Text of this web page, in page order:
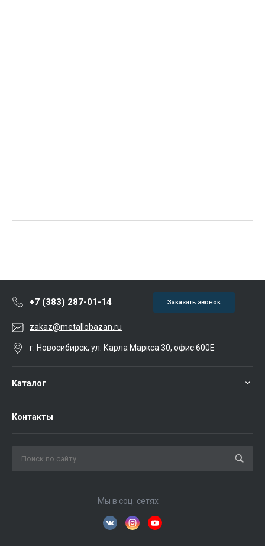
+7 (383) 287-01-14 Заказать звонок
zakaz@metallobazan.ru
г. Новосибирск, ул. Карла Маркса 30, офис 600Е
Каталог
Контакты
Мы в соц. сетях